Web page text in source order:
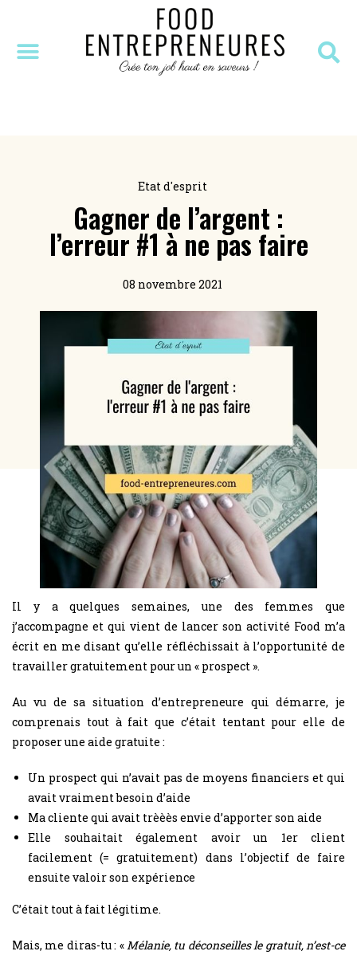
Etat d'esprit
Gagner de l’argent :
l’erreur #1 à ne pas faire
08 novembre 2021
Il y a quelques semaines, une des femmes que
j’accompagne et qui vient de lancer son activité Food m’a
écrit en me disant qu’elle réfléchissait à l’opportunité de
travailler gratuitement pour un « prospect ».
Au vu de sa situation d’entrepreneure qui démarre, je
comprenais tout à fait que c’était tentant pour elle de
proposer une aide gratuite :
Un prospect qui n’avait pas de moyens financiers et qui
avait vraiment besoin d’aide
Ma cliente qui avait trèèès envie d’apporter son aide
Elle souhaitait également avoir un 1er client
facilement (= gratuitement) dans l’objectif de faire
ensuite valoir son expérience
C’était tout à fait légitime.
Mais, me diras-tu : « Mélanie, tu déconseilles le gratuit, n’est-ce